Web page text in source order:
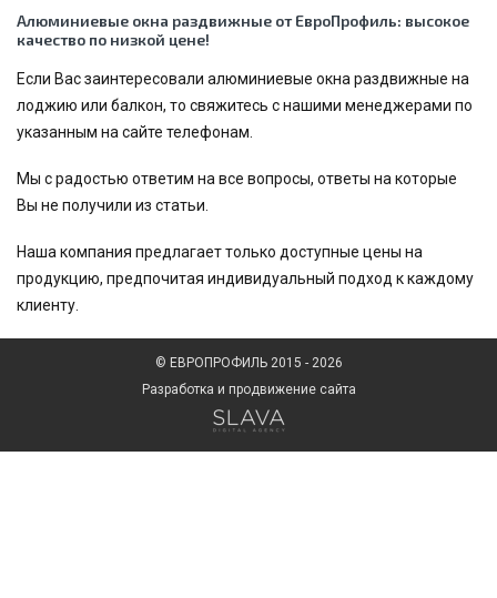
Алюминиевые окна раздвижные от ЕвроПрофиль: высокое
качество по низкой цене!
Если Вас заинтересовали алюминиевые окна раздвижные на
лоджию или балкон, то свяжитесь с нашими менеджерами по
указанным на сайте телефонам.
Мы с радостью ответим на все вопросы, ответы на которые
Вы не получили из статьи.
Наша компания предлагает только доступные цены на
продукцию, предпочитая индивидуальный подход к каждому
клиенту.
© ЕВРОПРОФИЛЬ 2015 - 2026
Pазработка и продвижение сайта